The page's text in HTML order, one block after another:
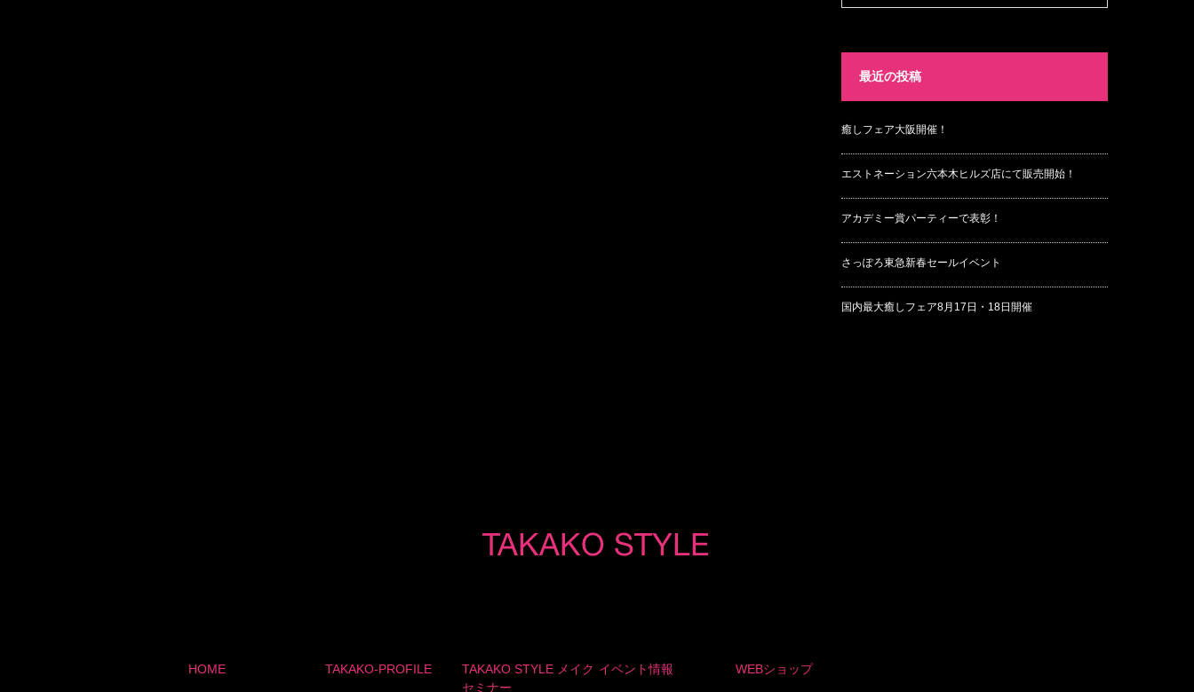
最近の投稿
癒しフェア大阪開催！
エストネーション六本木ヒルズ店にて販売開始！
アカデミー賞パーティーで表彰！
さっぽろ東急新春セールイベント
国内最大癒しフェア8月17日・18日開催
HOME TAKAKO-PROFILE
TAKAKO STYLE メイク
セミナー
イベント情報 WEBショップ